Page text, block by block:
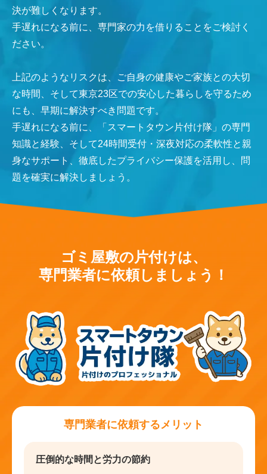
決が難しくなります。
手遅れになる前に、専門家の力を借りることをご検討く
ださい。
上記のようなリスクは、ご自身の健康やご家族との大切
な時間、そして東京23区での安心した暮らしを守るため
にも、早期に解決すべき問題です。
手遅れになる前に、「スマートタウン片付け隊」の専門
知識と経験、そして24時間受付・深夜対応の柔軟性と親
身なサポート、徹底したプライバシー保護を活用し、問
題を確実に解決しましょう。
ゴミ屋敷の片付けは、
専門業者に依頼しましょう！
専門業者に依頼するメリット
圧倒的な時間と労力の節約